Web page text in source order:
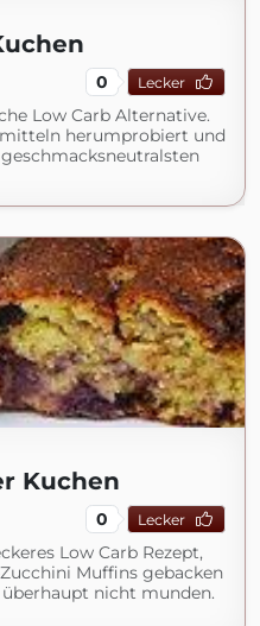
0 Lecker
Low Carb Alternative.
herumprobiert und
Kuchen
0 Lecker
Low Carb Rezept,
Muffins gebacken
nicht munden.